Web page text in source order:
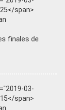
span>
finales de
03-
span>